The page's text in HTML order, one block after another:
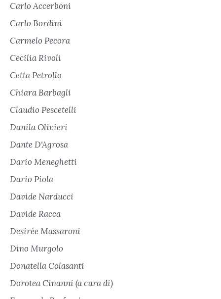
Carlo Accerboni
Carlo Bordini
Carmelo Pecora
Cecilia Rivoli
Cetta Petrollo
Chiara Barbagli
Claudio Pescetelli
Danila Olivieri
Dante D'Agrosa
Dario Meneghetti
Dario Piola
Davide Narducci
Davide Racca
Desirée Massaroni
Dino Murgolo
Donatella Colasanti
Dorotea Cinanni (a cura di)